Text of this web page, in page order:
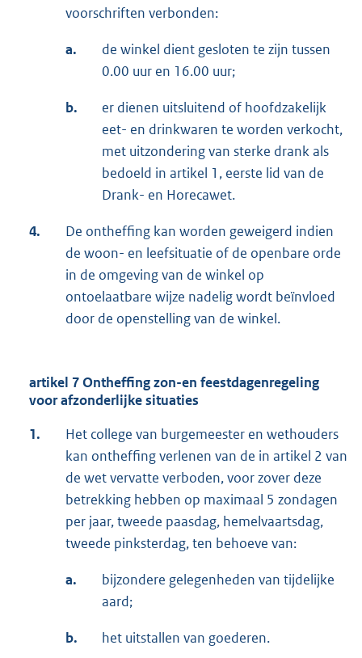
voorschriften verbonden:
a.
de winkel dient gesloten te zijn tussen
0.00 uur en 16.00 uur;
b.
er dienen uitsluitend of hoofdzakelijk
eet- en drinkwaren te worden verkocht,
met uitzondering van sterke drank als
bedoeld in artikel 1, eerste lid van de
Drank- en Horecawet.
4.
De ontheffing kan worden geweigerd indien
de woon- en leefsituatie of de openbare orde
in de omgeving van de winkel op
ontoelaatbare wijze nadelig wordt beïnvloed
door de openstelling van de winkel.
artikel 7 Ontheffing zon-en feestdagenregeling
voor afzonderlijke situaties
1.
Het college van burgemeester en wethouders
kan ontheffing verlenen van de in artikel 2 van
de wet vervatte verboden, voor zover deze
betrekking hebben op maximaal 5 zondagen
per jaar, tweede paasdag, hemelvaartsdag,
tweede pinksterdag, ten behoeve van:
a.
bijzondere gelegenheden van tijdelijke
aard;
b. het uitstallen van goederen.